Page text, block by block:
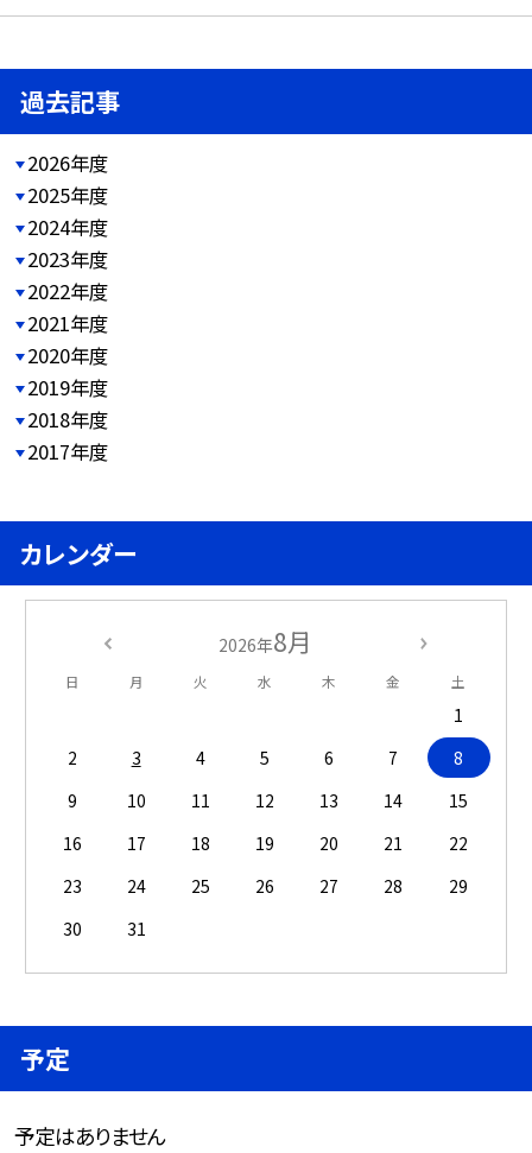
過去記事
2026年度
2025年度
2024年度
2023年度
2022年度
2021年度
2020年度
2019年度
2018年度
2017年度
カレンダー
2026年8月
日 月 火 水 木 金 土
1
2
3 4 5 6 7
8
9
10 11 12 13 14
15
16
17 18 19 20 21
22
23
24 25 26 27 28
29
30
31
予定
予定はありません